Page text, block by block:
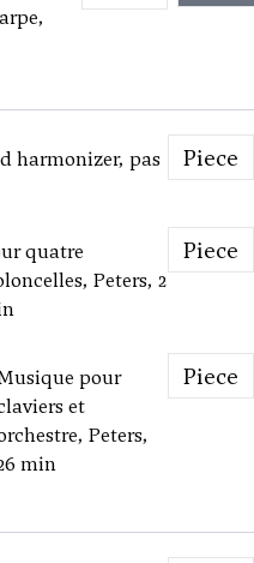
harmonizer, pas
Piece
quatre
Peters, 2
Piece
pour
et
Peters,
min
Piece